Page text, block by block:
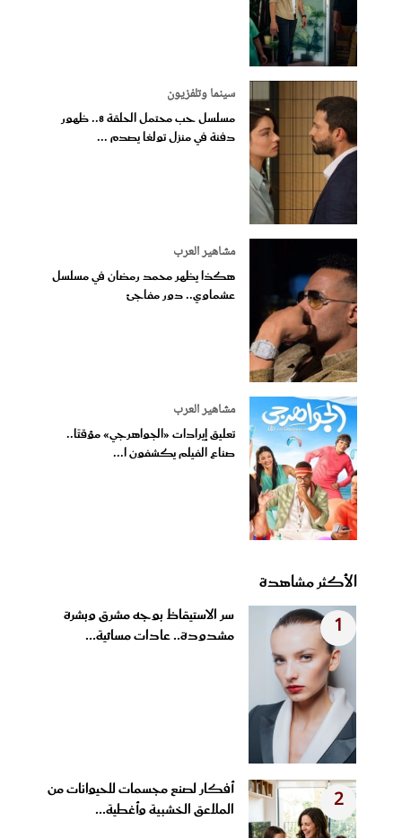
سينما وتلفزيون
مسلسل حب محتمل الحلقة 8.. ظهور
دفنة في منزل تولغا يصدم ...
مشاهير العرب
هكذا يظهر محمد رمضان في مسلسل
عشماوي.. دور مفاجئ
مشاهير العرب
تعليق إيرادات «الجواهرجي» مؤقتًا..
صناع الفيلم يكشفون ا...
الأكثر مشاهدة
1
سر الاستيقاظ بوجه مشرق وبشرة
مشدودة.. عادات مسائية...
2
أفكار لصنع مجسمات للحيوانات من
الملاعق الخشبية وأغطية...